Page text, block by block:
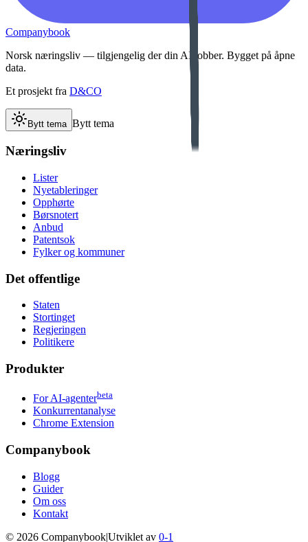
Companybook
Norsk næringsliv — tilgjengelig der din AI jobber. Bygget på åpne
data.
Et prosjekt fra D&CO
Bytt tema Bytt tema
Næringsliv
Lister
Nyetableringer
Opphørte
Børsnotert
Anbud
Patentsok
Fylker og kommuner
Det offentlige
Staten
Stortinget
Regjeringen
Politikere
Produkter
For AI-agenterbeta
Konkurrentanalyse
Chrome Extension
Companybook
Blogg
Guider
Om oss
Kontakt
© 2026 Companybook|Utviklet av 0-1